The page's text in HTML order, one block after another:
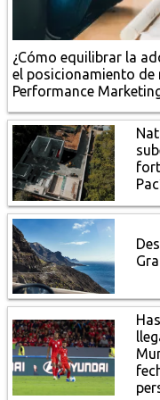
¿Cómo equilibrar la
el posicionamiento de
Performance